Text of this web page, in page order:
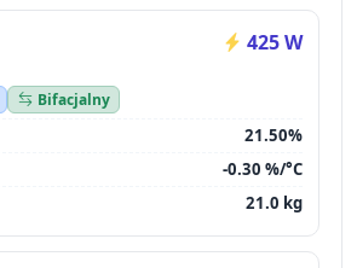
425 W
Bifacjalny
21.50%
-0.30 %/°C
21.0 kg